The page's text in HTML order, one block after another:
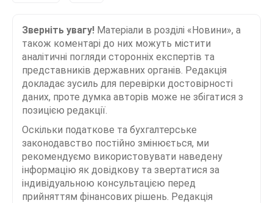
Зверніть увагу! Матеріали в розділі «Новини», а
також коментарі до них можуть містити
аналітичні погляди сторонніх експертів та
представників державних органів. Редакція
докладає зусиль для перевірки достовірності
даних, проте думка авторів може не збігатися з
позицією редакції.
Оскільки податкове та бухгалтерське
законодавство постійно змінюється, ми
рекомендуємо використовувати наведену
інформацію як довідкову та звертатися за
індивідуальною консультацією перед
прийняттям фінансових рішень. Редакція